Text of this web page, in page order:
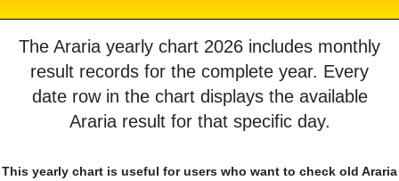
The Araria yearly chart 2026 includes monthly
result records for the complete year. Every
date row in the chart displays the available
Araria result for that specific day.
This yearly chart is useful for users who want to check old Araria